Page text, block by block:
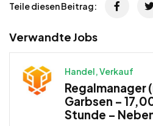
Teile diesen Beitrag:
Verwandte Jobs
Handel, Verkauf
Garbsen –
Stunde –